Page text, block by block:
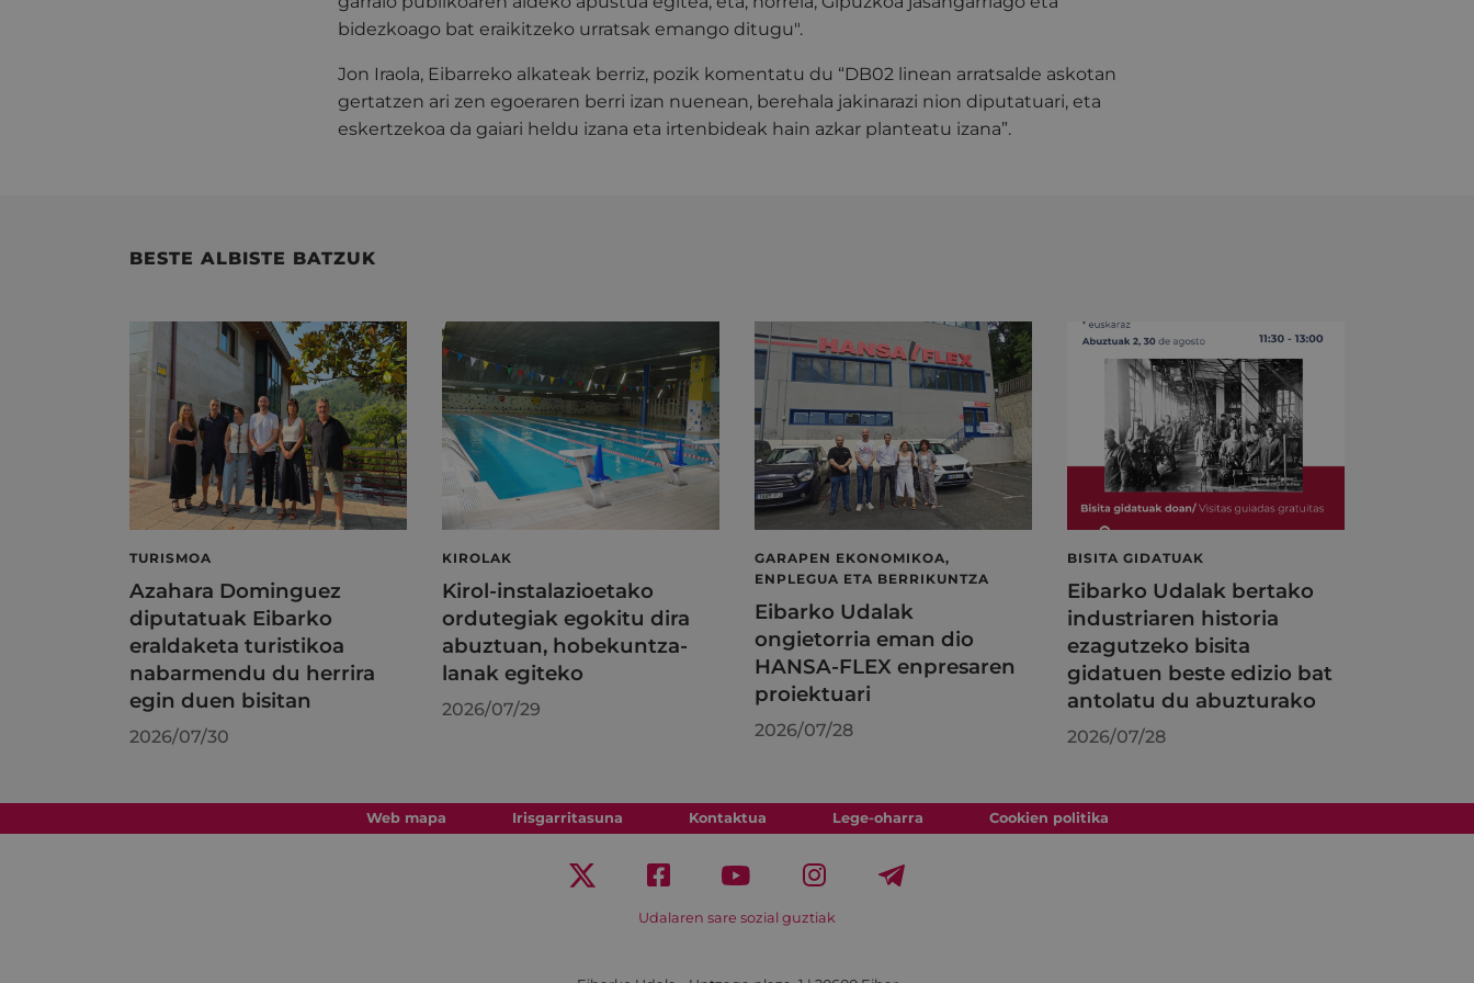
bidezkoago bat eraikitzeko urratsak emango ditugu".
Jon Iraola, Eibarreko alkateak berriz, pozik komentatu du “DB02 linean arratsalde askotan
gertatzen ari zen egoeraren berri izan nuenean, berehala jakinarazi nion diputatuari, eta
eskertzekoa da gaiari heldu izana eta irtenbideak hain azkar planteatu izana”.
BESTE ALBISTE BATZUK
TURISMOA
Azahara Dominguez
diputatuak Eibarko
eraldaketa turistikoa
nabarmendu du herrira
egin duen bisitan
2026/07/30
KIROLAK
Kirol-instalazioetako
ordutegiak egokitu dira
abuztuan, hobekuntza-
lanak egiteko
2026/07/29
GARAPEN EKONOMIKOA,
ENPLEGUA ETA BERRIKUNTZA
Eibarko Udalak
ongietorria eman dio
HANSA-FLEX enpresaren
proiektuari
2026/07/28
BISITA GIDATUAK
Eibarko Udalak bertako
industriaren historia
ezagutzeko bisita
gidatuen beste edizio bat
antolatu du abuzturako
2026/07/28
Web mapa Irisgarritasuna Kontaktua Lege-oharra Cookien politika
Udalaren sare sozial guztiak